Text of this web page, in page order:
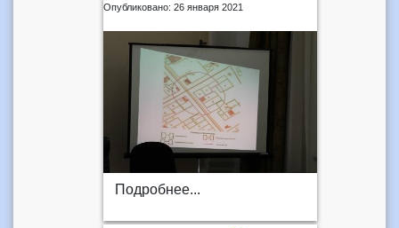
Опубликовано: 26 января 2021
Подробнее...